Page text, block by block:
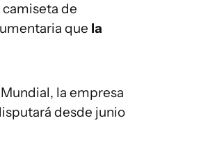
de
que la
la empresa
desde junio